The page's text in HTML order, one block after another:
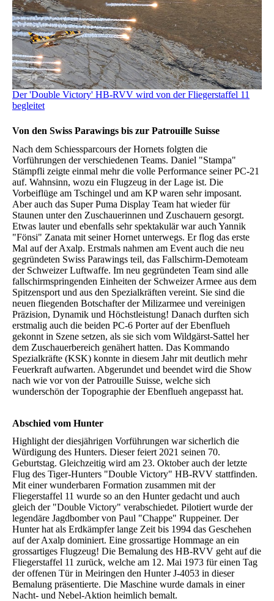
Der 'Double Victory' HB-RVV wird von der Fliegerstaffel 11
begleitet
Von den Swiss Parawings bis zur Patrouille Suisse
Nach dem Schiessparcours der Hornets folgten die
Vorführungen der verschiedenen Teams. Daniel "Stampa"
Stämpfli zeigte einmal mehr die volle Performance seiner PC-21
auf. Wahnsinn, wozu ein Flugzeug in der Lage ist. Die
Vorbeiflüge am Tschingel und am KP waren sehr imposant.
Aber auch das Super Puma Display Team hat wieder für
Staunen unter den Zuschauerinnen und Zuschauern gesorgt.
Etwas lauter und ebenfalls sehr spektakulär war auch Yannik
"Fönsi" Zanata mit seiner Hornet unterwegs. Er flog das erste
Mal auf der Axalp. Erstmals nahmen am Event auch die neu
gegründeten Swiss Parawings teil, das Fallschirm-Demoteam
der Schweizer Luftwaffe. Im neu gegründeten Team sind alle
fallschirmspringenden Einheiten der Schweizer Armee aus dem
Spitzensport und aus den Spezialkräften vereint. Sie sind die
neuen fliegenden Botschafter der Milizarmee und vereinigen
Präzision, Dynamik und Höchstleistung! Danach durften sich
erstmalig auch die beiden PC-6 Porter auf der Ebenflueh
gekonnt in Szene setzen, als sie sich vom Wildgärst-Sattel her
dem Zuschauerbereich genähert hatten. Das Kommando
Spezialkräfte (KSK) konnte in diesem Jahr mit deutlich mehr
Feuerkraft aufwarten. Abgerundet und beendet wird die Show
nach wie vor von der Patrouille Suisse, welche sich
wunderschön der Topographie der Ebenflueh angepasst hat.
Abschied vom Hunter
Highlight der diesjährigen Vorführungen war sicherlich die
Würdigung des Hunters. Dieser feiert 2021 seinen 70.
Geburtstag. Gleichzeitig wird am 23. Oktober auch der letzte
Flug des Tiger-Hunters "Double Victory" HB-RVV stattfinden.
Mit einer wunderbaren Formation zusammen mit der
Fliegerstaffel 11 wurde so an den Hunter gedacht und auch
gleich der "Double Victory" verabschiedet. Pilotiert wurde der
legendäre Jagdbomber von Paul "Chappe" Ruppeiner. Der
Hunter hat als Erdkämpfer lange Zeit bis 1994 das Geschehen
auf der Axalp dominiert. Eine grossartige Hommage an ein
grossartiges Flugzeug! Die Bemalung des HB-RVV geht auf die
Fliegerstaffel 11 zurück, welche am 12. Mai 1973 für einen Tag
der offenen Tür in Meiringen den Hunter J-4053 in dieser
Bemalung präsentierte. Die Maschine wurde damals in einer
Nacht- und Nebel-Aktion heimlich bemalt.